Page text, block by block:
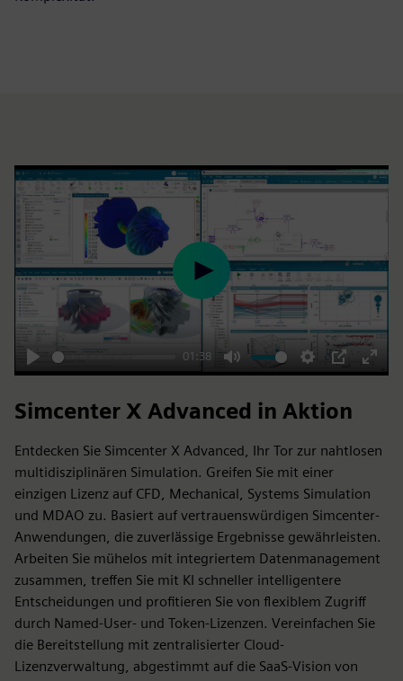
Play
01:38
Mute Settings
PIP
Enter
Play
Simcenter X Advanced in Aktion
Entdecken Sie Simcenter X Advanced, Ihr Tor zur nahtlosen
multidisziplinären Simulation. Greifen Sie mit einer
einzigen Lizenz auf CFD, Mechanical, Systems Simulation
und MDAO zu. Basiert auf vertrauenswürdigen Simcenter-
Anwendungen, die zuverlässige Ergebnisse gewährleisten.
Arbeiten Sie mühelos mit integriertem Datenmanagement
zusammen, treffen Sie mit KI schneller intelligentere
Entscheidungen und profitieren Sie von flexiblem Zugriff
durch Named-User- und Token-Lizenzen. Vereinfachen Sie
die Bereitstellung mit zentralisierter Cloud-
Lizenzverwaltung, abgestimmt auf die SaaS-Vision von